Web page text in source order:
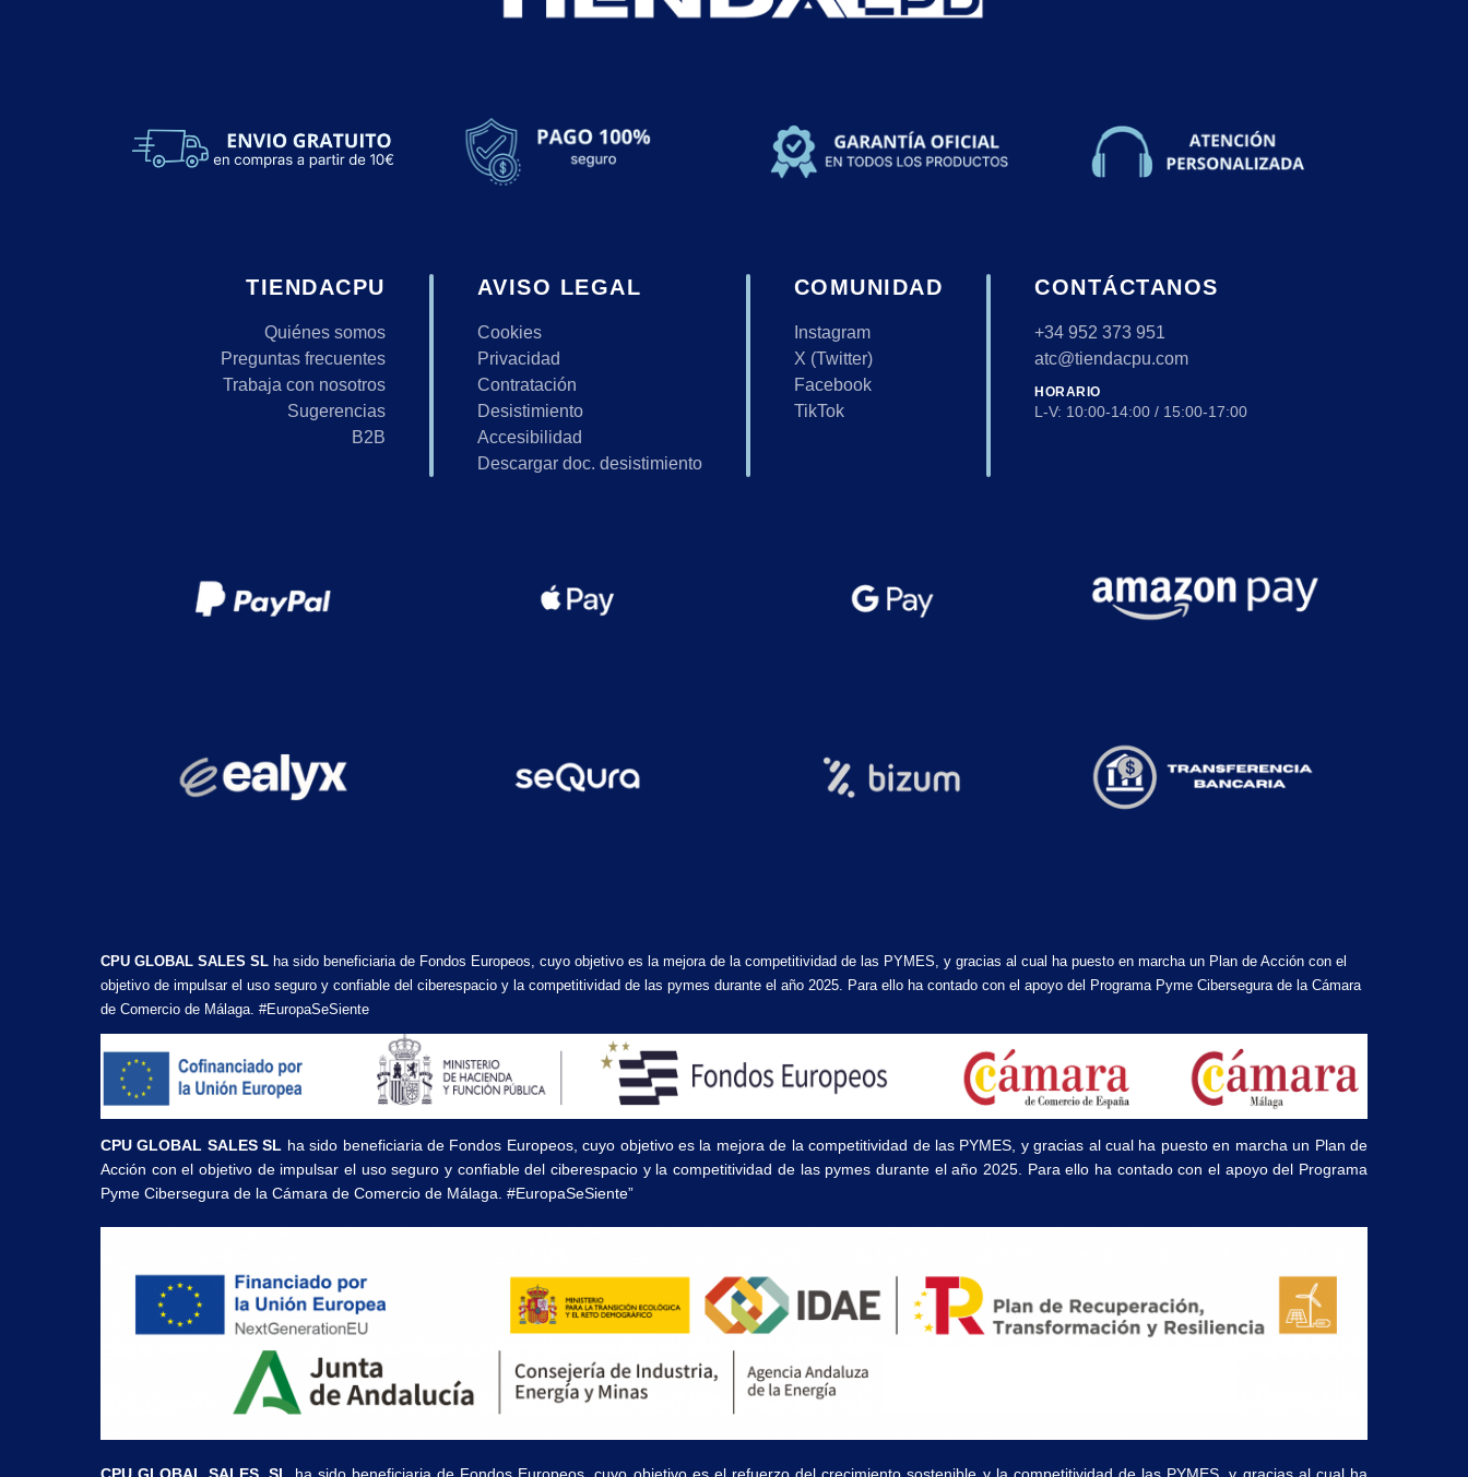
TIENDACPU
Quiénes somos
Preguntas frecuentes
Trabaja con nosotros
Sugerencias
B2B
AVISO LEGAL
Cookies
Privacidad
Contratación
Desistimiento
Accesibilidad
Descargar doc. desistimiento
COMUNIDAD
Instagram
X (Twitter)
Facebook
TikTok
CONTÁCTANOS
+34 952 373 951
atc@tiendacpu.com
HORARIO
L-V: 10:00-14:00 / 15:00-17:00
CPU GLOBAL SALES SL ha sido beneficiaria de Fondos Europeos, cuyo objetivo es la mejora de la competitividad de las PYMES, y gracias al cual ha puesto en marcha un Plan de Acción con el
objetivo de impulsar el uso seguro y confiable del ciberespacio y la competitividad de las pymes durante el año 2025. Para ello ha contado con el apoyo del Programa Pyme Cibersegura de la Cámara
de Comercio de Málaga. #EuropaSeSiente
CPU GLOBAL SALES SL ha sido beneficiaria de Fondos Europeos, cuyo objetivo es la mejora de la competitividad de las PYMES, y gracias al cual ha puesto en marcha un Plan de
Acción con el objetivo de impulsar el uso seguro y confiable del ciberespacio y la competitividad de las pymes durante el año 2025. Para ello ha contado con el apoyo del Programa
Pyme Cibersegura de la Cámara de Comercio de Málaga. #EuropaSeSiente”